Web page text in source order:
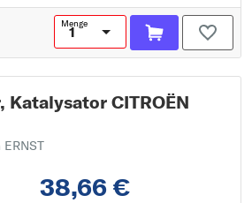
Menge
Katalysator CITROËN
ERNST
38,66 €